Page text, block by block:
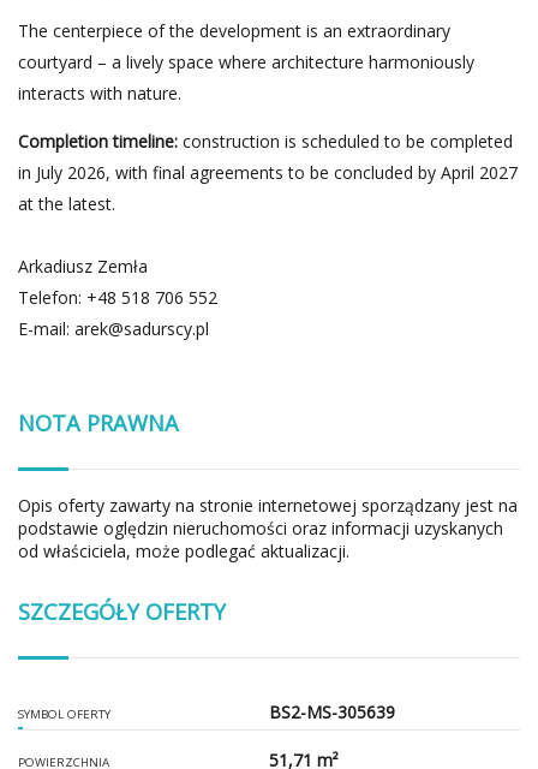
The centerpiece of the development is an extraordinary
courtyard – a lively space where architecture harmoniously
interacts with nature.
Completion timeline: construction is scheduled to be completed
in July 2026, with final agreements to be concluded by April 2027
at the latest.
Arkadiusz Zemła
Telefon: +48 518 706 552
E-mail: arek@sadurscy.pl
NOTA PRAWNA
Opis oferty zawarty na stronie internetowej sporządzany jest na
podstawie oględzin nieruchomości oraz informacji uzyskanych
od właściciela, może podlegać aktualizacji.
SZCZEGÓŁY OFERTY
SYMBOL OFERTY BS2-MS-305639
POWIERZCHNIA 51,71 m²